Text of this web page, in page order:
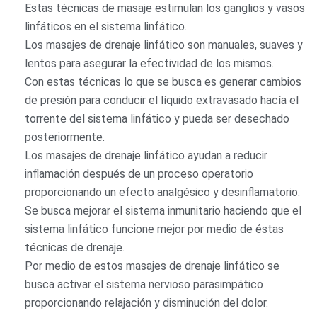
Estas técnicas de masaje estimulan los ganglios y vasos
linfáticos en el sistema linfático.
Los masajes de drenaje linfático son manuales, suaves y
lentos para asegurar la efectividad de los mismos.
Con estas técnicas lo que se busca es generar cambios
de presión para conducir el líquido extravasado hacía el
torrente del sistema linfático y pueda ser desechado
posteriormente.
Los masajes de drenaje linfático ayudan a reducir
inflamación después de un proceso operatorio
proporcionando un efecto analgésico y desinflamatorio.
Se busca mejorar el sistema inmunitario haciendo que el
sistema linfático funcione mejor por medio de éstas
técnicas de drenaje.
Por medio de estos masajes de drenaje linfático se
busca activar el sistema nervioso parasimpático
proporcionando relajación y disminución del dolor.